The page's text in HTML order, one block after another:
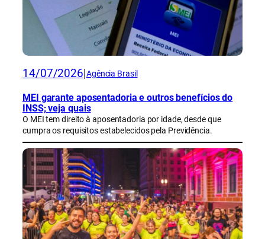
14/07/2026 Agência Brasil
MEI garante aposentadoria e outros benefícios do
INSS; veja quais
O MEI tem direito à aposentadoria por idade, desde que
cumpra os requisitos estabelecidos pela Previdência.